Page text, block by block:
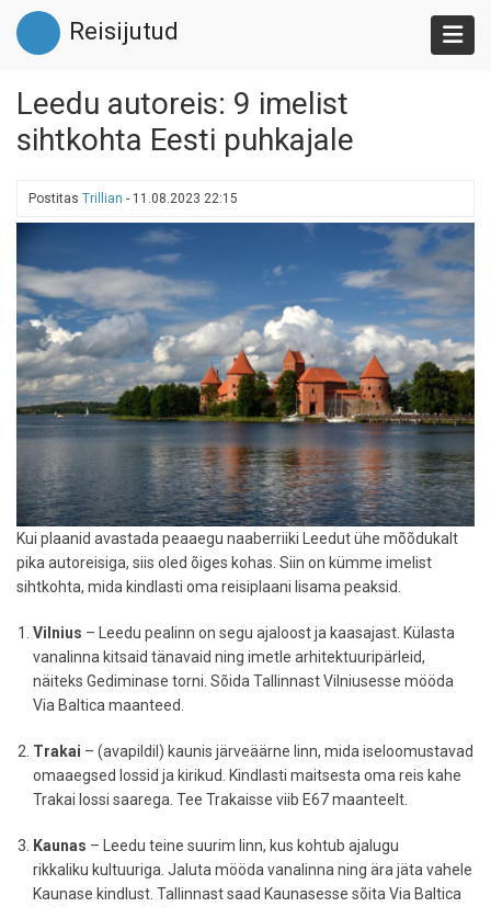
Liigu
edasi
põhisisu
Reisijutud
Leedu autoreis: 9 imelist
sihtkohta Eesti puhkajale
Postitas Trillian - 11.08.2023 22:15
Kui plaanid avastada peaaegu naaberriiki Leedut ühe mõõdukalt
pika autoreisiga, siis oled õiges kohas. Siin on kümme imelist
sihtkohta, mida kindlasti oma reisiplaani lisama peaksid.
Vilnius – Leedu pealinn on segu ajaloost ja kaasajast. Külasta
vanalinna kitsaid tänavaid ning imetle arhitektuuripärleid,
näiteks Gediminase torni. Sõida Tallinnast Vilniusesse mööda
Via Baltica maanteed.
Trakai – (avapildil) kaunis järveäärne linn, mida iseloomustavad
omaaegsed lossid ja kirikud. Kindlasti maitsesta oma reis kahe
Trakai lossi saarega. Tee Trakaisse viib E67 maanteelt.
Kaunas – Leedu teine suurim linn, kus kohtub ajalugu
rikkaliku kultuuriga. Jaluta mööda vanalinna ning ära jäta vahele
Kaunase kindlust. Tallinnast saad Kaunasesse sõita Via Baltica